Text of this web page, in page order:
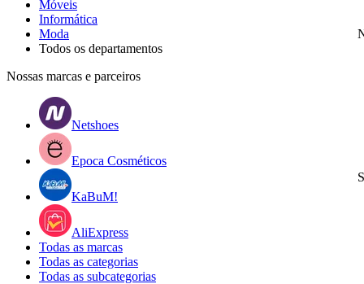
Móveis
Informática
Moda
Todos os departamentos
Nossas marcas e parceiros
Netshoes
Epoca Cosméticos
KaBuM!
AliExpress
Todas as marcas
Todas as categorias
Todas as subcategorias